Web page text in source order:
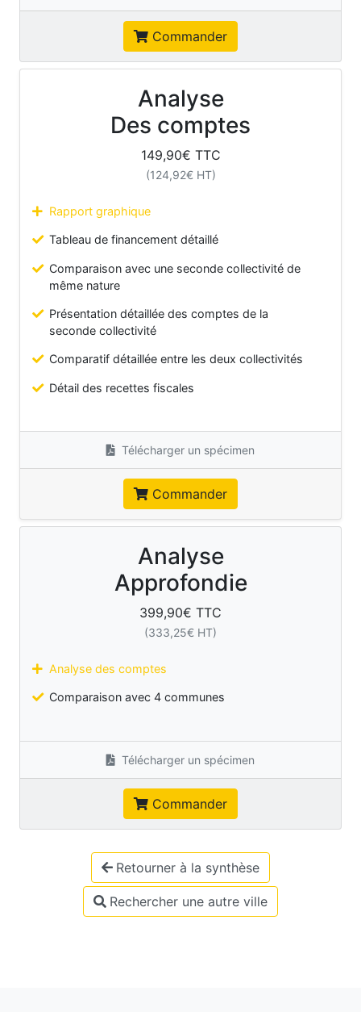
Commander
Analyse
Des comptes
149,90€ TTC
(124,92€ HT)
Rapport graphique
Tableau de financement détaillé
Comparaison avec une seconde collectivité de
même nature
Présentation détaillée des comptes de la
seconde collectivité
Comparatif détaillée entre les deux collectivités
Détail des recettes fiscales
Télécharger un spécimen
Commander
Analyse
Approfondie
399,90€ TTC
(333,25€ HT)
Analyse des comptes
Comparaison avec 4 communes
Télécharger un spécimen
Commander
Retourner à la synthèse
Rechercher une autre ville